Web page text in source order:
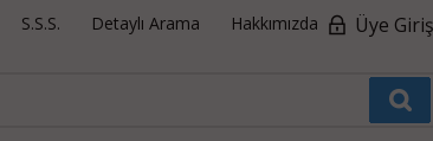
S.S.S. Detaylı Arama Hakkımızda Üye